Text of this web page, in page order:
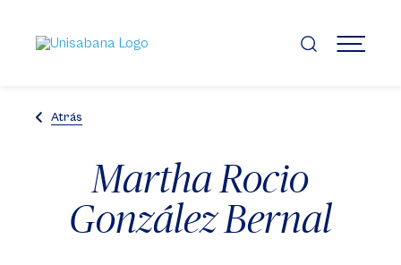
contenido
principal
MENÚ
Atrás
Martha Rocio
González Bernal